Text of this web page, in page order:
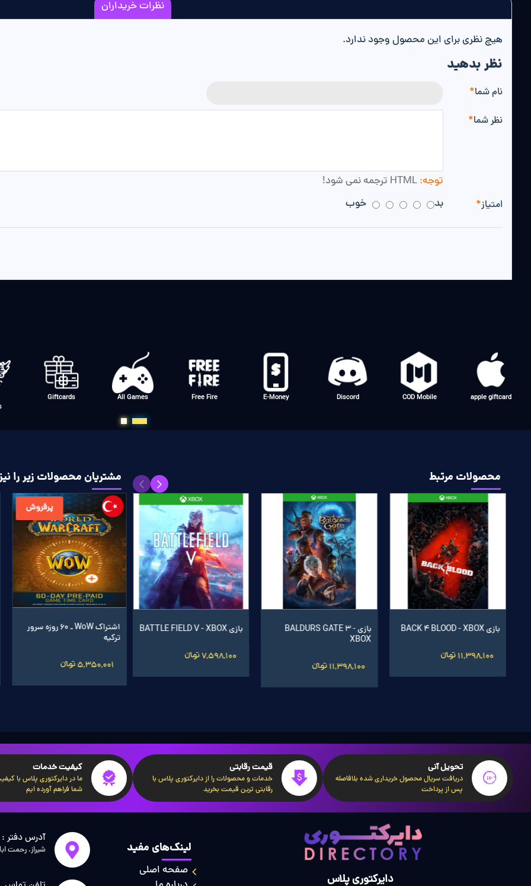
نظرات خریداران
هیچ نظری برای این محصول وجود ندارد.
نظر بدهید
نام شما
نظر شما
توجه:
امتیاز بد خوب
apple giftcard
COD Mobile
Discord
E-Money
Free Fire
All Games
Giftcards
محصولات مرتبط
بازی BACK 4 BLOOD - XBOX
11,398,100 تومانءءء
بازی BALDURS GATE 3 -
XBOX
11,398,100 تومانءءء
بازی BATTLE FIELD V - XBOX
7,598,100 تومانءءء
مشتریان محصولات زیر را
پرفروش
اشتراک 60 روزه World of
پرفروش
بازی World of Warcraft®:
Midnight ریجن اروپا
8,200,001 تومانءءء
پرفروش
اشتراک گیرآپ بوستر 1 ماهه
720,005 تومانءءء
پرفروش
اشتراک WoW ـ 60 روزه سرور
ترکیه
5,350,001 تومانءءء
تحویل آنی
دریافت سریال محصول خریداری شده بلافاصله
پس از پرداخت
قیمت رقابتی
خدمات و محصولات را از دایرکتوری پلاس با
رقابتی ترین قیمت بخرید
کیفیت خدمات
ما در دایرکتوری پلاس با
شما فراهم آورده ایم
دایرکتوری پلاس
لینک‌های مفید
صفحه اصلی
آدرس دفتر :
شیراز، رحمت